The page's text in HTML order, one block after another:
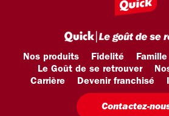
Nos produits Fidelité Famille
Le Goût de se retrouver
Carrière
Devenir franchisé
Contactez-